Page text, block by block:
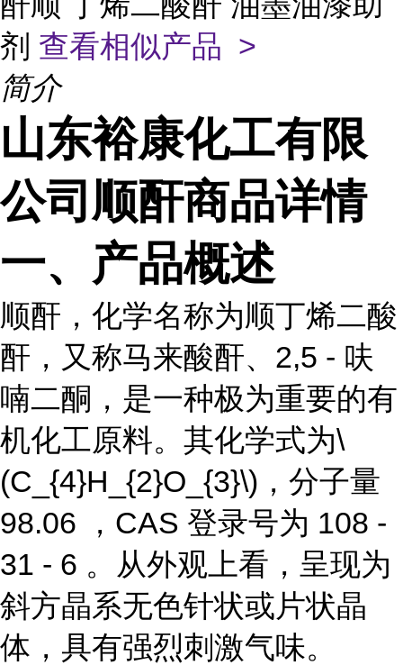
剂 查看相似产品 >
简介
山东裕康化工有限
公司顺酐商品详情
一、产品概述
顺酐，化学名称为顺丁烯二酸
酐，又称马来酸酐、2,5 - 呋
喃二酮，是一种极为重要的有
机化工原料。其化学式为\
(C_{4}H_{2}O_{3}\)，分子量
98.06 ，CAS 登录号为 108 -
31 - 6 。从外观上看，呈现为
斜方晶系无色针状或片状晶
体，具有强烈刺激气味。